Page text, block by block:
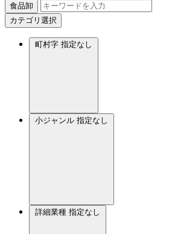
食品卸
カテゴリ選択
町村字 指定なし
小ジャンル 指定なし
詳細業種 指定なし